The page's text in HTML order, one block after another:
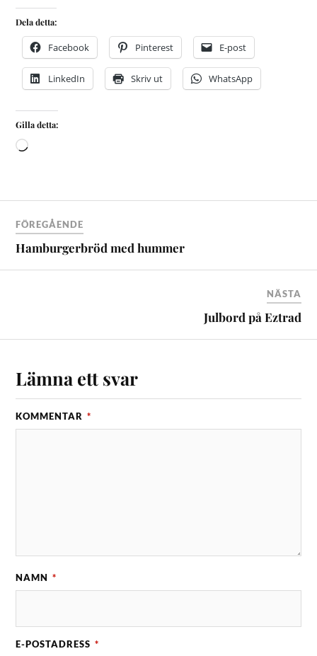
Dela detta:
Facebook Pinterest E-post
LinkedIn Skriv ut WhatsApp
Gilla detta:
FÖREGÅENDE
Hamburgerbröd med hummer
NÄSTA
Julbord på Eztrad
Lämna ett svar
KOMMENTAR *
NAMN *
E-POSTADRESS *